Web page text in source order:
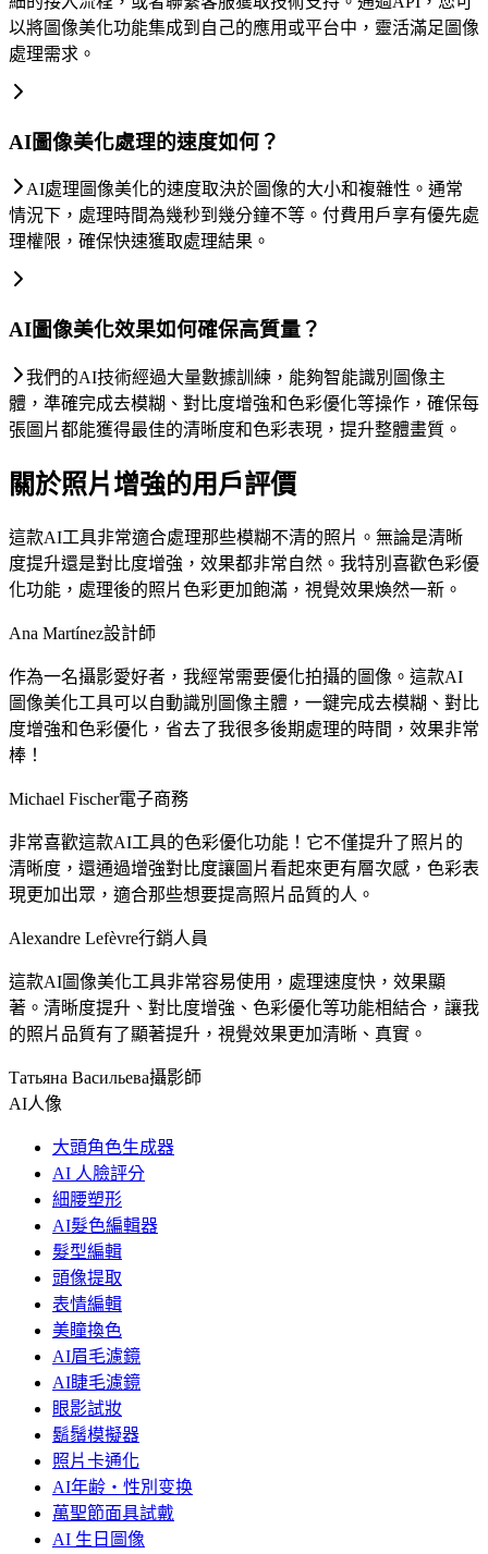
以將圖像美化功能集成到自己的應用或平台中，靈活滿足圖像
處理需求。
AI圖像美化處理的速度如何？
AI處理圖像美化的速度取決於圖像的大小和複雜性。通常
情況下，處理時間為幾秒到幾分鐘不等。付費用戶享有優先處
理權限，確保快速獲取處理結果。
AI圖像美化效果如何確保高質量？
我們的AI技術經過大量數據訓練，能夠智能識別圖像主
體，準確完成去模糊、對比度增強和色彩優化等操作，確保每
張圖片都能獲得最佳的清晰度和色彩表現，提升整體畫質。
關於照片增強的用戶評價
這款AI工具非常適合處理那些模糊不清的照片。無論是清晰
度提升還是對比度增強，效果都非常自然。我特別喜歡色彩優
化功能，處理後的照片色彩更加飽滿，視覺效果煥然一新。
Ana Martínez設計師
作為一名攝影愛好者，我經常需要優化拍攝的圖像。這款AI
圖像美化工具可以自動識別圖像主體，一鍵完成去模糊、對比
度增強和色彩優化，省去了我很多後期處理的時間，效果非常
棒！
Michael Fischer電子商務
非常喜歡這款AI工具的色彩優化功能！它不僅提升了照片的
清晰度，還通過增強對比度讓圖片看起來更有層次感，色彩表
現更加出眾，適合那些想要提高照片品質的人。
Alexandre Lefèvre行銷人員
這款AI圖像美化工具非常容易使用，處理速度快，效果顯
著。清晰度提升、對比度增強、色彩優化等功能相結合，讓我
的照片品質有了顯著提升，視覺效果更加清晰、真實。
Татьяна Васильева攝影師
AI人像
大頭角色生成器
AI 人臉評分
細腰塑形
AI髮色編輯器
髮型編輯
頭像提取
表情編輯
美瞳換色
AI眉毛濾鏡
AI睫毛濾鏡
眼影試妝
鬍鬚模擬器
照片卡通化
AI年齢・性別变换
萬聖節面具試戴
AI 生日圖像